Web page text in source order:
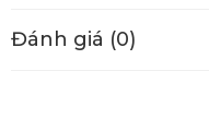
Đánh giá (0)